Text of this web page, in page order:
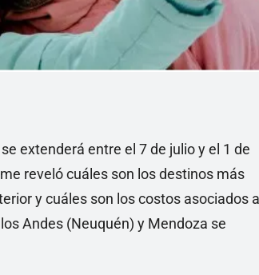
extenderá entre el 7 de julio y el 1 de
reveló cuáles son los destinos más
y cuáles son los costos asociados a
Andes (Neuquén) y Mendoza se